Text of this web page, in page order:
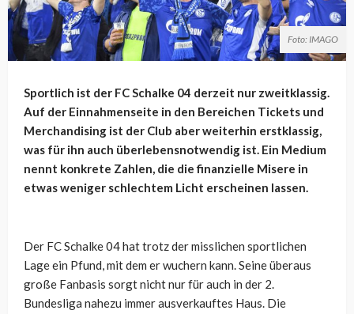
Foto: IMAGO
Sportlich ist der FC Schalke 04 derzeit nur zweitklassig.
Auf der Einnahmenseite in den Bereichen Tickets und
Merchandising ist der Club aber weiterhin erstklassig,
was für ihn auch überlebensnotwendig ist. Ein Medium
nennt konkrete Zahlen, die die finanzielle Misere in
etwas weniger schlechtem Licht erscheinen lassen.
Der FC Schalke 04 hat trotz der misslichen sportlichen
Lage ein Pfund, mit dem er wuchern kann. Seine überaus
große Fanbasis sorgt nicht nur für auch in der 2.
Bundesliga nahezu immer ausverkauftes Haus. Die